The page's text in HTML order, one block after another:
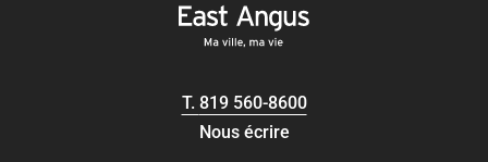
T. 819 560-8600
Nous écrire